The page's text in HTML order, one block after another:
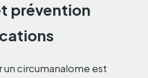
prévention
circumanalome est